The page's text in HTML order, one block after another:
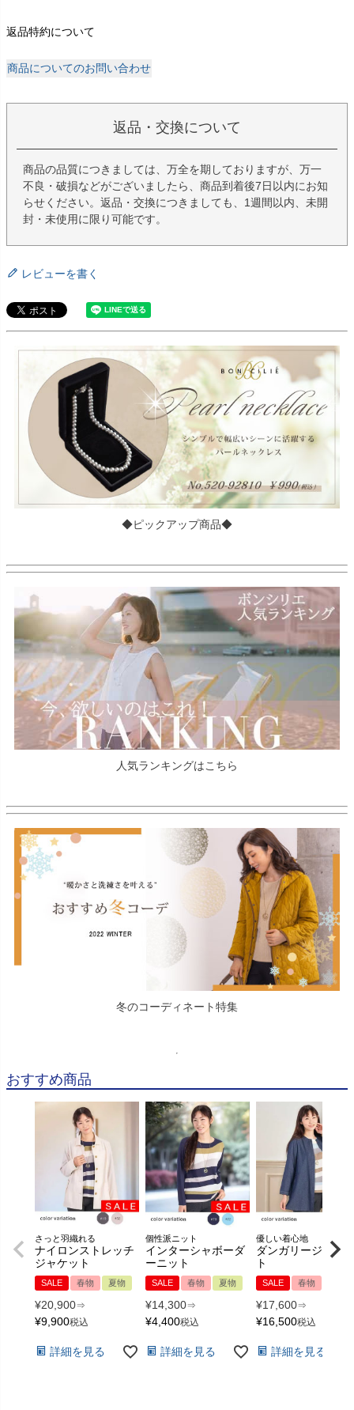
返品特約について
商品についてのお問い合わせ
返品・交換について
商品の品質につきましては、万全を期しておりますが、万一
不良・破損などがございましたら、商品到着後7日以内にお知
らせください。返品・交換につきましても、1週間以内、未開
封・未使用に限り可能です。
レビューを書く
◆ピックアップ商品◆
人気ランキングはこちら
冬のコーディネート特集
おすすめ商品
さっと羽織れる
ナイロンストレッチ
ジャケット
SALE 春物 夏物
¥20,900⇒
¥9,900税込
詳細を見る
個性派ニット
インターシャボーダ
ーニット
SALE 春物 夏物
¥14,300⇒
¥4,400税込
詳細を見る
優しい着心地
ダンガリージャケ
ト
SALE 春物
¥17,600⇒
¥16,500税込
詳細を見る